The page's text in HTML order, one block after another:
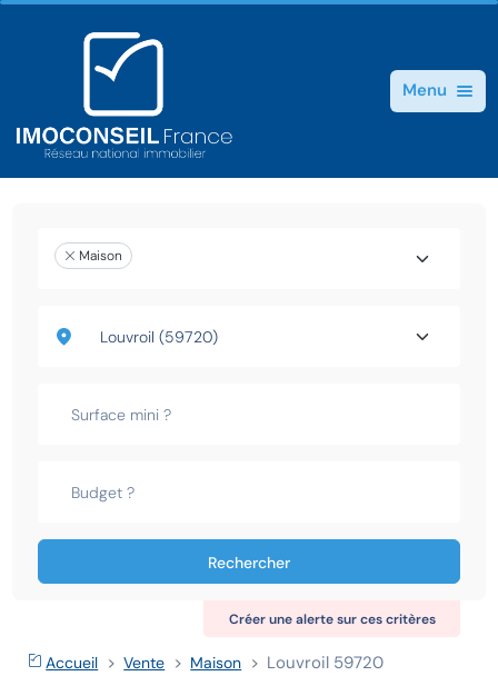
Menu
Maison
Rechercher
Créer une alerte sur ces critères
Accueil Vente Maison Louvroil 59720